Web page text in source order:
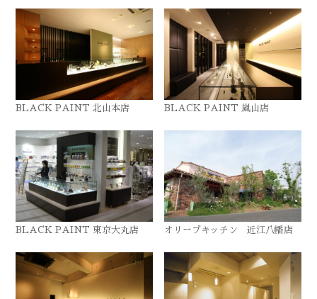
BLACK PAINT 北山本店 BLACK PAINT 嵐山店
BLACK PAINT 東京大丸店 オリーブキッチン 近江八幡店